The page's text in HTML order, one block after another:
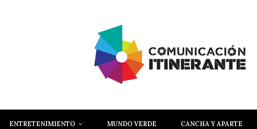
ENTRETENIMIENTO MUNDO VERDE CANCHA Y APARTE